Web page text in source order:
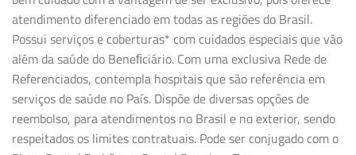
atendimento diferenciado em todas as regiões do Brasil.
Possui serviços e coberturas* com cuidados especiais que vão
além da saúde do Beneﬁciário. Com uma exclusiva Rede de
Referenciados, contempla hospitais que são referência em
serviços de saúde no País. Dispõe de diversas opções de
reembolso, para atendimentos no Brasil e no exterior, sendo
respeitados os limites contratuais. Pode ser conjugado com o